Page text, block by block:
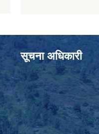
सूचना अधिकारी